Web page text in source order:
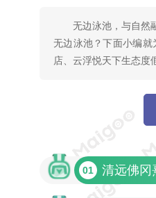
无边泳池，与自然
无边泳池？下面小编
店、云浮悦天下生态度
01 清远佛冈